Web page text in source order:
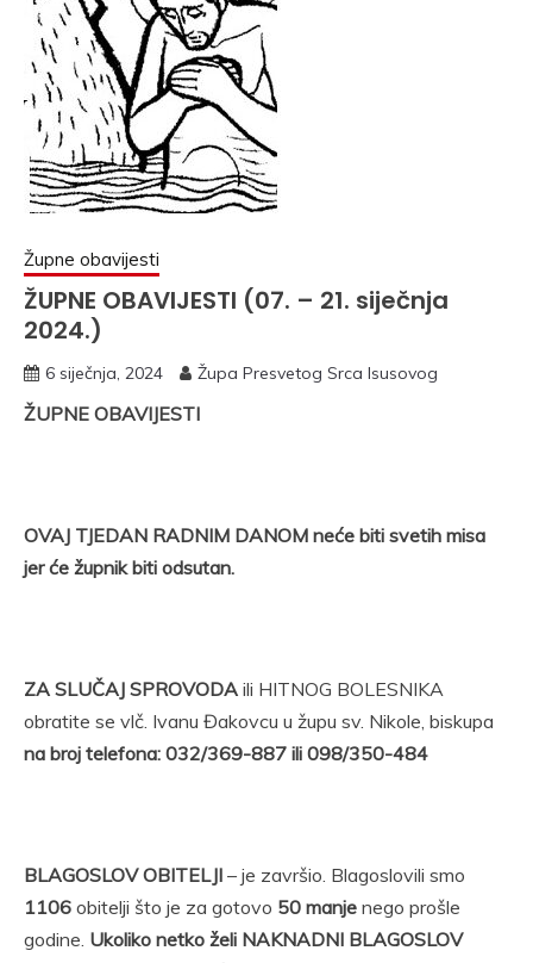
Župne obavijesti
ŽUPNE OBAVIJESTI (07. – 21. siječnja
2024.)
6 siječnja, 2024 Župa Presvetog Srca Isusovog
ŽUPNE OBAVIJESTI
OVAJ TJEDAN RADNIM DANOM neće biti svetih misa
jer će župnik biti odsutan.
ZA SLUČAJ SPROVODA ili HITNOG BOLESNIKA
obratite se vlč. Ivanu Đakovcu u župu sv. Nikole, biskupa
na broj telefona: 032/369-887 ili 098/350-484
BLAGOSLOV OBITELJI – je završio. Blagoslovili smo
1106 obitelji što je za gotovo 50 manje nego prošle
godine. Ukoliko netko želi NAKNADNI BLAGOSLOV